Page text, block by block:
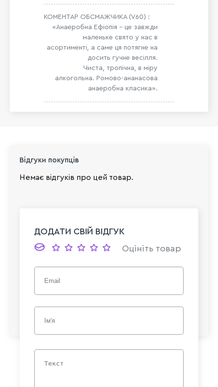
КОМЕНТАР ОБСМАЖЧИКА (V60) :
«Анаеробна Ефіопія – це завжди
маленьке свято у нас в
асортименті, а саме ця потягне на
досить гучне весілля.
Чиста, тропічна, в міру
алкогольна. Ромово-ананасова
анаеробна класика».
Відгуки покупців
Немає відгуків про цей товар.
ДОДАТИ СВІЙ ВІДГУК
Оцініть товар